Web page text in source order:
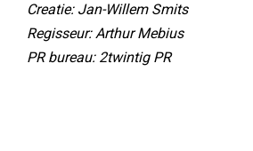
Creatie: Jan-Willem Smits
Regisseur: Arthur Mebius
PR bureau: 2twintig PR